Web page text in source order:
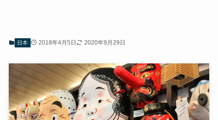
日本 2018年4月5日 2020年9月29日